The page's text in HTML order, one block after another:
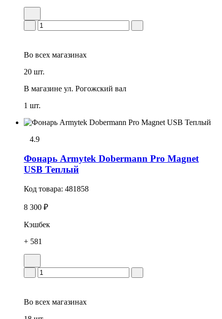
Во всех магазинах
20 шт.
В магазине ул. Рогожский вал
1 шт.
4.9
Фонарь Armytek Dobermann Pro Magnet
USB Теплый
Код товара: 481858
8 300 ₽
Кэшбек
+ 581
Во всех магазинах